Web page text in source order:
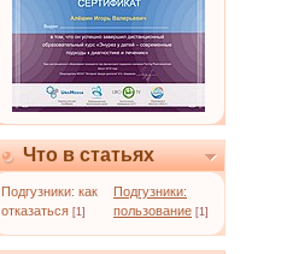
Что в статьях
Подгузники: как
отказаться [1]
Подгузники:
пользование [1]